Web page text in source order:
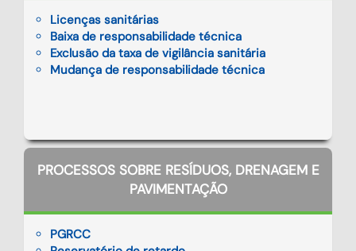
Licenças sanitárias
Baixa de responsabilidade técnica
Exclusão da taxa de vigilância sanitária
Mudança de responsabilidade técnica
PROCESSOS SOBRE RESÍDUOS, DRENAGEM E
PAVIMENTAÇÃO
PGRCC